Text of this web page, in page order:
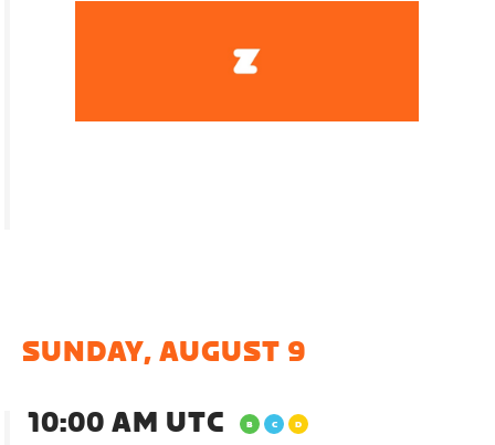
SUNDAY, AUGUST 9
10:00 AM UTC